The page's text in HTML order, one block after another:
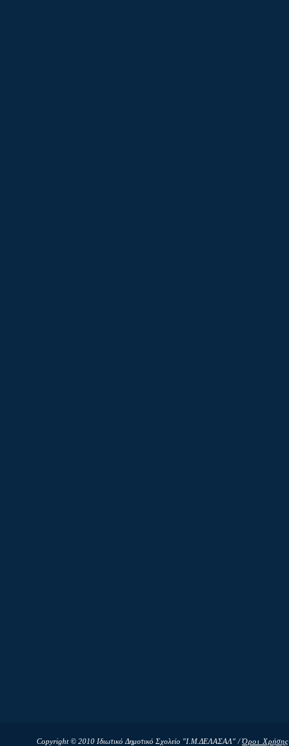
Copyright © 2010 Ιδιωτικό Δημοτικό Σχολείο "Ι.Μ.ΔΕΛΑΣΑΛ" /Όροι Χρήσης